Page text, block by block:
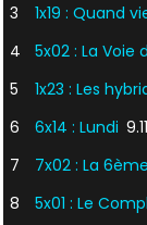
3
1x19 : Quand
4
5x02 : La Voie
5
1x23 : Les
6
6x14 : Lundi
7
7x02 : La
8
5x01 : Le